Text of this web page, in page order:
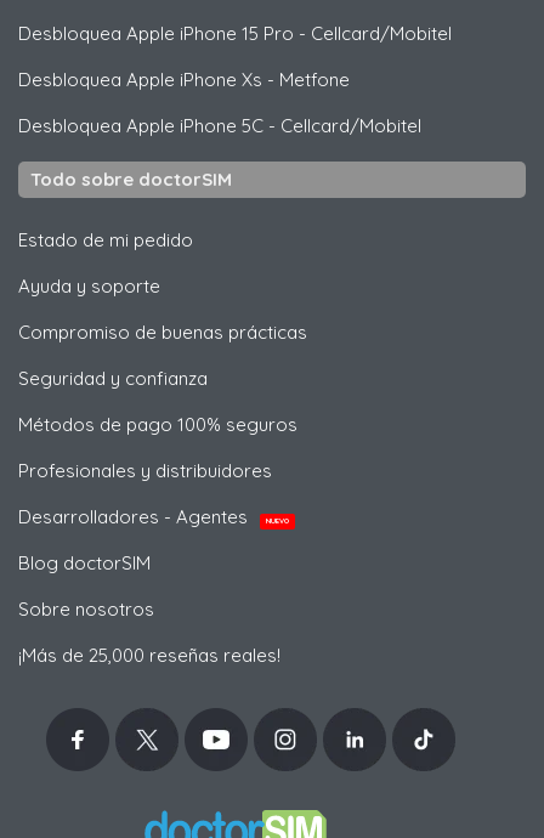
Desbloquea Apple iPhone 15 Pro - Cellcard/Mobitel
Desbloquea Apple iPhone Xs - Metfone
Desbloquea Apple iPhone 5C - Cellcard/Mobitel
Todo sobre doctorSIM
Estado de mi pedido
Ayuda y soporte
Compromiso de buenas prácticas
Seguridad y confianza
Métodos de pago 100% seguros
Profesionales y distribuidores
Desarrolladores - Agentes
NUEVO
Blog doctorSIM
Sobre nosotros
¡Más de 25,000 reseñas reales!